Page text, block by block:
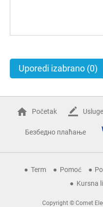
Uporedi izabrano (0)
Početak Usluge
Безбедно плаћање
Term Pomoć
Kursna
Copyright © Comet